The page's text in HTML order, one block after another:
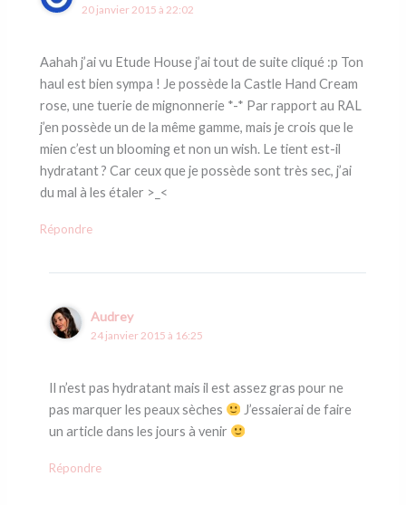
20 janvier 2015 à 22:02
Aahah j’ai vu Etude House j’ai tout de suite cliqué :p Ton
haul est bien sympa ! Je possède la Castle Hand Cream
rose, une tuerie de mignonnerie *-* Par rapport au RAL
j’en possède un de la même gamme, mais je crois que le
mien c’est un blooming et non un wish. Le tient est-il
hydratant ? Car ceux que je possède sont très sec, j’ai
du mal à les étaler >_<
Répondre
Audrey
24 janvier 2015 à 16:25
Il n’est pas hydratant mais il est assez gras pour ne
pas marquer les peaux sèches
J’essaierai de faire
un article dans les jours à venir
Répondre